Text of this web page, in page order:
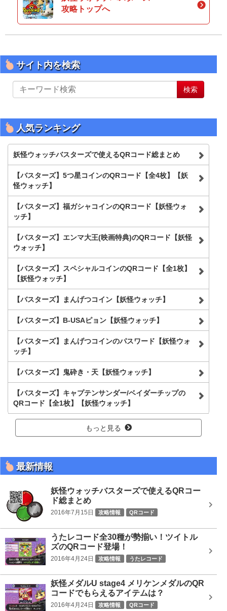
攻略トップへ
サイト内を検索
サ
イ
を
検
索
検索
人気ランキング
妖怪ウォッチバスターズで使えるQRコード総まとめ
【バスターズ】5つ星コインのQRコード【全4枚】【妖
怪ウォッチ】
【バスターズ】福ガシャコインのQRコード【妖怪ウォ
ッチ】
【バスターズ】エンマ大王(映画特典)のQRコード【妖怪
ウォッチ】
【バスターズ】スペシャルコインのQRコード【全1枚】
【妖怪ウォッチ】
【バスターズ】まんげつコイン【妖怪ウォッチ】
【バスターズ】B-USAピョン【妖怪ウォッチ】
【バスターズ】まんげつコインのパスワード【妖怪ウォ
ッチ】
【バスターズ】鬼砕き・天【妖怪ウォッチ】
【バスターズ】キャプテンサンダー/ベイダーチップの
QRコード【全1枚】【妖怪ウォッチ】
もっと見る
最新情報
妖怪ウォッチバスターズで使えるQRコー
ド総まとめ
2016年7月15日 攻略情報 QRコード
うたレコード全30種が勢揃い！ツイトル
ズのQRコード登場！
2016年4月24日 攻略情報 うたレコード
妖怪メダルU stage4 メリケンメダルのQR
コードでもらえるアイテムは？
2016年4月24日 攻略情報 QRコード